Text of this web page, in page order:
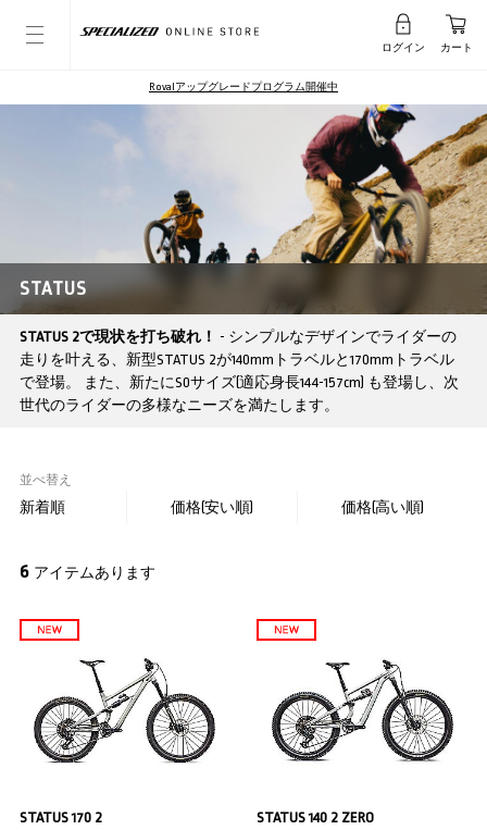
ログイン カート
Rovalアップグレードプログラム開催中
STATUS
STATUS 2で現状を打ち破れ！ - シンプルなデザインでライダーの
走りを叶える、新型STATUS 2が140mmトラベルと170mmトラベル
で登場。 また、新たにS0サイズ(適応身長144-157cm) も登場し、次
世代のライダーの多様なニーズを満たします。
並べ替え
新着順 価格(安い順) 価格(高い順)
6 アイテムあります
STATUS 170 2 STATUS 140 2 ZERO